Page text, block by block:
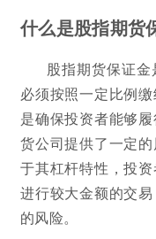
什么是股指期货
股指期货保证金
必须按照一定比例
是确保投资者能够
货公司提供了一定
于其杠杆特性，投
进行较大金额的交
的风险。